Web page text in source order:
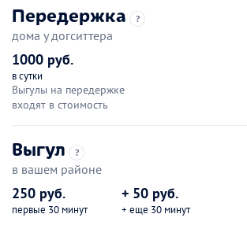
Передержка ?
дома у догситтера
1000 руб.
в сутки
Выгулы на передержке
входят в стоимость
Выгул ?
в вашем районе
250 руб.
первые 30 минут
+ 50 руб.
+ еще 30 минут